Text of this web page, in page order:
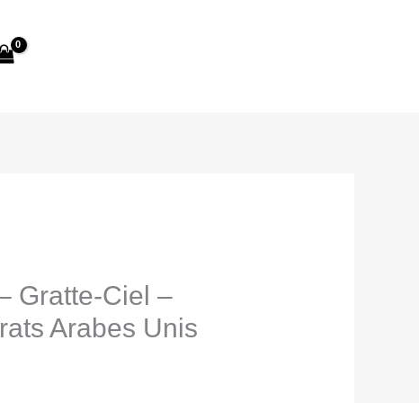
Gratte-Ciel –
Arabes Unis